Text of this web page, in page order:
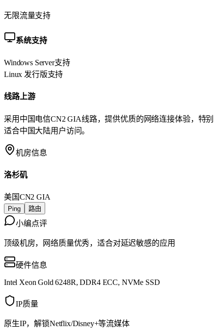
无限流量支持
系统支持
Windows Server支持
Linux 发行版支持
线路上游
采用中国电信CN2 GIA线路，提供优质的网络连接体验，特别
适合中国大陆用户访问。
机房信息
洛杉矶
美国CN2 GIA
Ping 路由
小编点评
顶级机房，网络质量优秀，适合对延迟敏感的应用
硬件信息
Intel Xeon Gold 6248R, DDR4 ECC, NVMe SSD
IP质量
原生IP，解锁Netflix/Disney+等流媒体